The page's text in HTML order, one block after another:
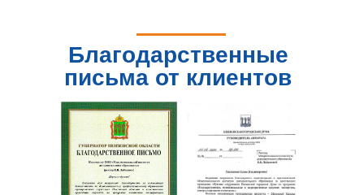
Благодарственные
письма от клиентов